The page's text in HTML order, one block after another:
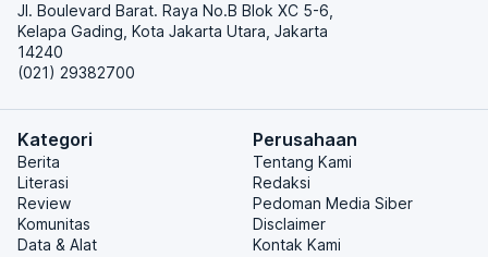
Jl. Boulevard Barat. Raya No.B Blok XC 5-6,
Kelapa Gading, Kota Jakarta Utara, Jakarta
14240
(021) 29382700
Kategori
Berita
Literasi
Review
Komunitas
Data & Alat
Perusahaan
Tentang Kami
Redaksi
Pedoman Media Siber
Disclaimer
Kontak Kami